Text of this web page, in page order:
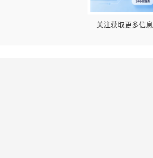
关注获取更多信息